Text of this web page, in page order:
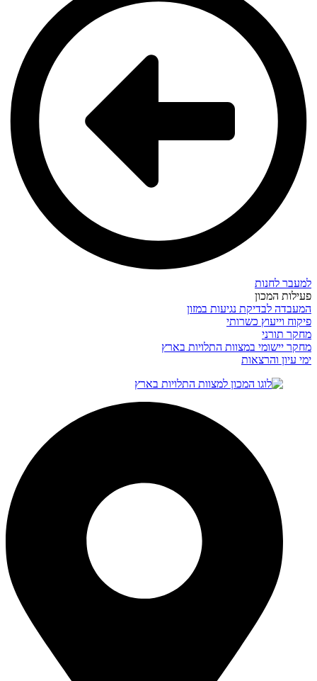
למעבר לחנות
פעילות המכון
המעבדה לבדיקת נגיעות במזון
פיקוח וייעוץ כשרותי
מחקר תורני
מחקר יישומי במצוות התלויות בארץ
ימי עיון והרצאות